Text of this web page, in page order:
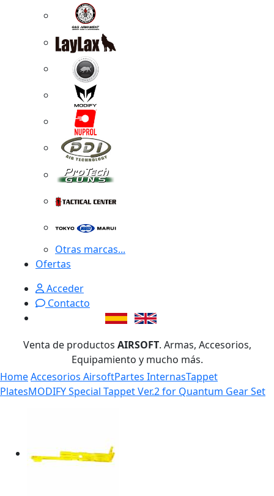
Otras marcas...
Ofertas
Acceder
Contacto
Venta de productos AIRSOFT. Armas, Accesorios,
Equipamiento y mucho más.
HomeAccesorios AirsoftPartes InternasTappet
PlatesMODIFY Special Tappet Ver.2 for Quantum Gear Set